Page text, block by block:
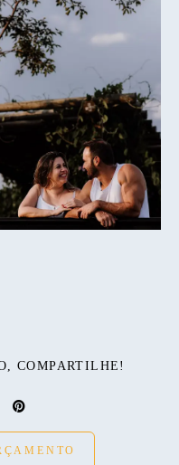
COMPARTILHE!